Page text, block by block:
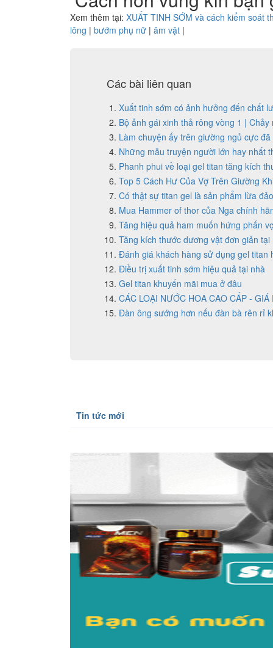
Xem thêm tại: XUẤT TINH SỚM và cách kiểm soát
lông | bướm phụ nữ | âm vật |
Các bài liên quan
Xuất tinh sớm có ảnh hưởng đến chất
Bộ ảnh gái xinh thả rông vòng 1 | Chảy
Làm chuyện ấy trên giường ngủ cực đã
Những mẫu truyện người lớn hay nhất
Phanh phui về loại gel titan tăng kích
Top 5 Cách Hư Của Vợ Trên Giường
Có thật sự titan gel là sản phẩm lừa
Mua Hammer of thor của Nga chính
Tăng hiệu quả ham muốn hứng phấn
Tăng kích thước dương vật đơn giản tại
Đánh giá khách hàng sử dụng gel titan
Điều trị xuất tinh sớm hiệu quả tại nhà
Gel titan khuyến mãi mua ở đâu
CÁC LOẠI NƯỚC HOA CAO CẤP - GIÁ
Đàn ông sướng hơn nếu đàn bà rên rỉ
Tin tức mới